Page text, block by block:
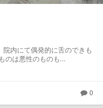
内にて偶発的に舌のできも
のは悪性のものも…
0